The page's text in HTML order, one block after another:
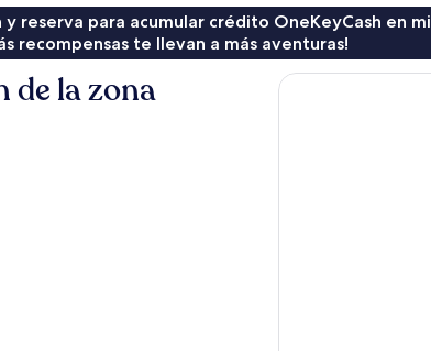
y reserva para acumular crédito OneKeyCash en
recompensas te llevan a más aventuras!
de la zona